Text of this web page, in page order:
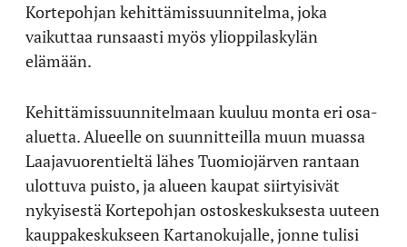
Kortepohjan kehittämissuunnitelma, joka
vaikuttaa runsaasti myös ylioppilaskylän
elämään.
Kehittämissuunnitelmaan kuuluu monta eri osa-
aluetta. Alueelle on suunnitteilla muun muassa
Laajavuorentieltä lähes Tuomiojärven rantaan
ulottuva puisto, ja alueen kaupat siirtyisivät
nykyisestä Kortepohjan ostoskeskuksesta uuteen
kauppakeskukseen Kartanokujalle, jonne tulisi